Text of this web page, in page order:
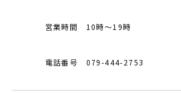
営業時間 10時〜19時
電話番号 079-444-2753